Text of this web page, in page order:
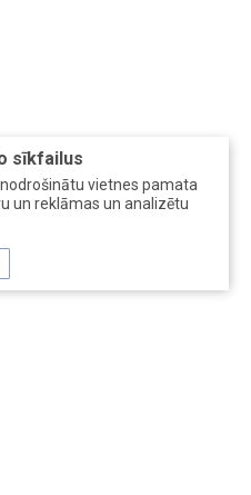
sīkfailus
vietnes pamata
un reklāmas un analizētu